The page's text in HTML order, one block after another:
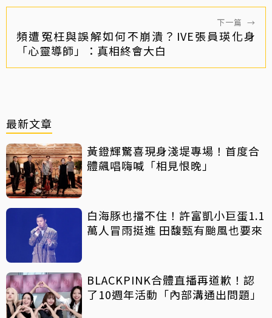
下一篇 →
頻遭冤枉與誤解如何不崩潰？IVE張員瑛化身
「心靈導師」：真相終會大白
最新文章
黃鐙輝驚喜現身淺堤專場！首度合
體飆唱嗨喊「相見恨晚」
白海豚也擋不住！許富凱小巨蛋1.1
萬人冒雨挺進 田馥甄有颱風也要來
BLACKPINK合體直播再道歉！認
了10週年活動「內部溝通出問題」